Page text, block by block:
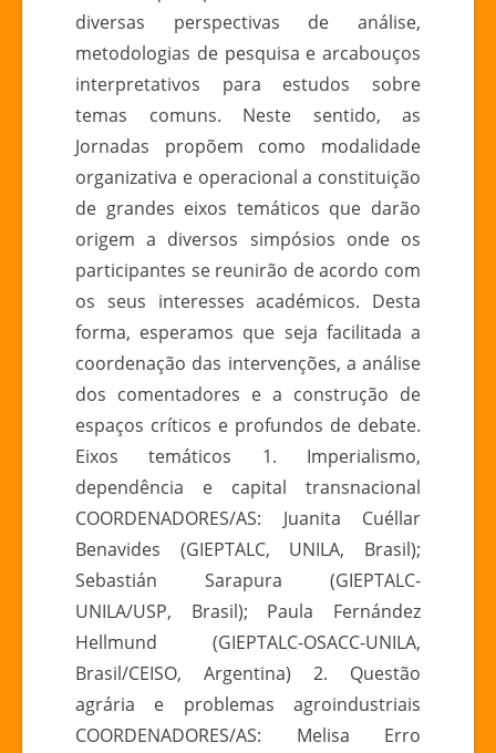
diversas perspectivas de análise,
metodologias de pesquisa e arcabouços
interpretativos para estudos sobre
temas comuns. Neste sentido, as
Jornadas propõem como modalidade
organizativa e operacional a constituição
de grandes eixos temáticos que darão
origem a diversos simpósios onde os
participantes se reunirão de acordo com
os seus interesses académicos. Desta
forma, esperamos que seja facilitada a
coordenação das intervenções, a análise
dos comentadores e a construção de
espaços críticos e profundos de debate.
Eixos temáticos 1. Imperialismo,
dependência e capital transnacional
COORDENADORES/AS: Juanita Cuéllar
Benavides (GIEPTALC, UNILA, Brasil);
Sebastián Sarapura (GIEPTALC-
UNILA/USP, Brasil); Paula Fernández
Hellmund (GIEPTALC-OSACC-UNILA,
Brasil/CEISO, Argentina) 2. Questão
agrária e problemas agroindustriais
COORDENADORES/AS: Melisa Erro